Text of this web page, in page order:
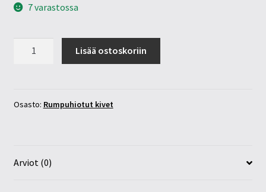
7 varastossa
Lisää ostoskoriin
Osasto: Rumpuhiotut kivet
Arviot (0)